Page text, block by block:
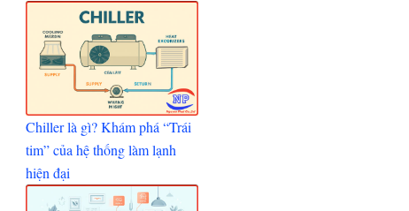
Chiller là gì? Khám phá “Trái
tim” của hệ thống làm lạnh
hiện đại